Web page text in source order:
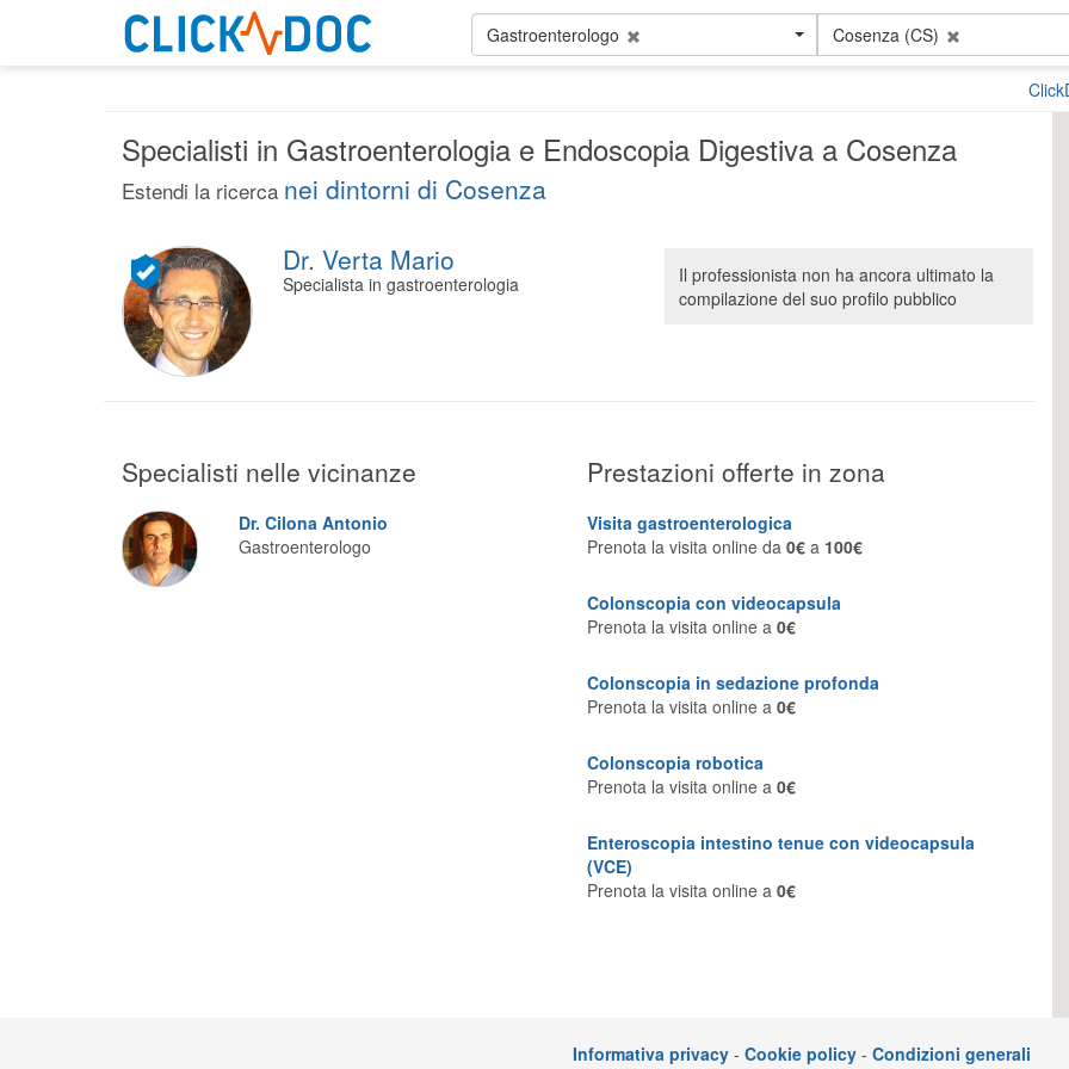
Gastroenterologo Cosenza (CS)
Specialisti in Gastroenterologia e Endoscopia Digestiva a Cosenza
Estendi la ricerca nei dintorni di Cosenza
Dr. Verta Mario
Specialista in gastroenterologia
Il professionista non ha ancora ultimato la
compilazione del suo profilo pubblico
Specialisti nelle vicinanze
Dr. Cilona Antonio
Gastroenterologo
Prestazioni offerte in zona
Visita gastroenterologica
Prenota la visita online da 0€ a 100€
Colonscopia con videocapsula
Prenota la visita online a 0€
Colonscopia in sedazione profonda
Prenota la visita online a 0€
Colonscopia robotica
Prenota la visita online a 0€
Enteroscopia intestino tenue con videocapsula
(VCE)
Prenota la visita online a 0€
Informativa privacy - Cookie policy - Condizioni generali